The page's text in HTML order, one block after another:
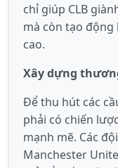
chỉ giúp CLB
mà còn tạo
cao.
Xây dựng
Để thu hút các
phải có chiến
mạnh mẽ. Các
Manchester